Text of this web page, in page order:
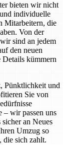
bieten wir nicht
individuelle
Mitarbeitern, die
Von der
sind an jedem
den neuen
Details kümmern
Pünktlichkeit und
Sie von
– wir passen uns
an Neues
Umzug so
die sich zahlt.